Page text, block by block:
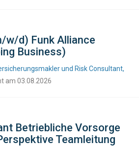
w/d) Funk Alliance
Business)
und Risk Consultant,
am 03.08.2026
Betriebliche Vorsorge
Teamleitung